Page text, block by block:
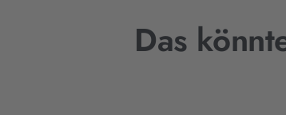
Das